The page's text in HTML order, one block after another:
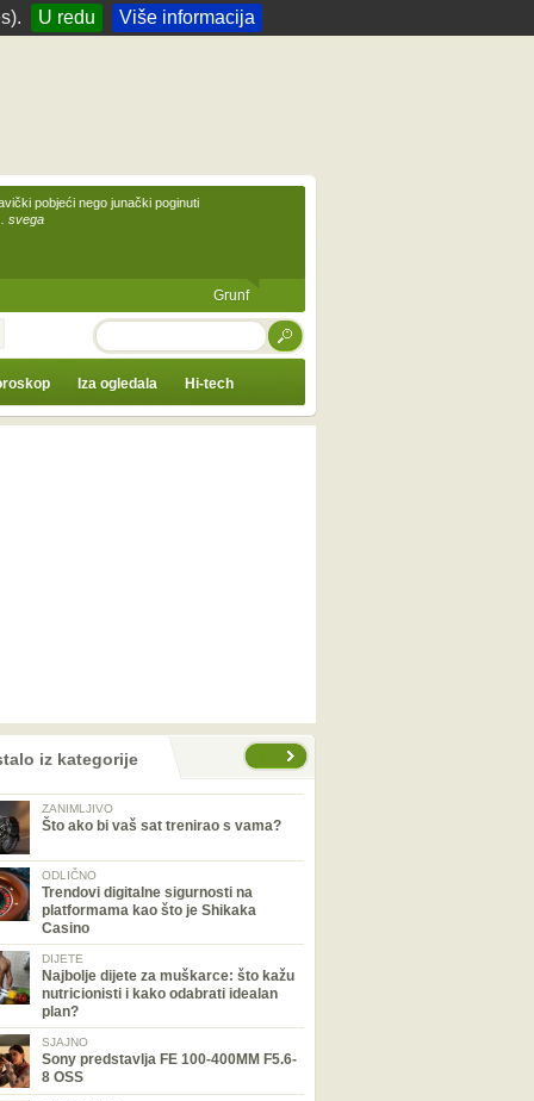
U redu Više informacija
pobjeći nego junački poginuti
svega
Grunf
TRAŽI
Iza ogledala Hi-tech
iz kategorije
ZANIMLJIVO
Što ako bi vaš sat trenirao s vama?
ODLIČNO
Trendovi digitalne sigurnosti na
platformama kao što je Shikaka
Casino
DIJETE
Najbolje dijete za muškarce: što kažu
nutricionisti i kako odabrati idealan
plan?
SJAJNO
Sony predstavlja FE 100-400MM F5.6-
8 OSS